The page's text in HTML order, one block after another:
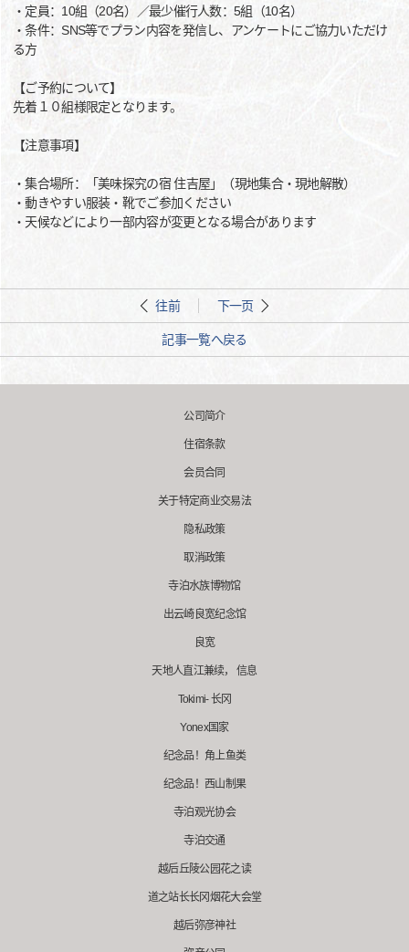
・定員：10組（20名）／最少催行人数：5組（10名）
・条件：SNS等でプラン内容を発信し、アンケートにご協力いただけ
る方
【ご予約について】
先着１０組様限定となります。
【注意事項】
・集合場所：「美味探究の宿 住吉屋」（現地集合・現地解散）
・動きやすい服装・靴でご参加ください
・天候などにより一部内容が変更となる場合があります
往前 下一页
記事一覧へ戻る
公司简介
住宿条款
会员合同
关于特定商业交易法
隐私政策
取消政策
寺泊水族博物馆
出云崎良宽纪念馆
良宽
天地人直江兼续， 信息
Tokimi- 长冈
Yonex国家
纪念品！角上鱼类
纪念品！西山制果
寺泊观光协会
寺泊交通
越后丘陵公园花之读
道之站长长冈烟花大会堂
越后弥彦神社